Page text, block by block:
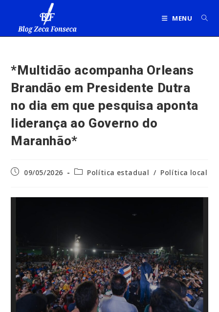
MENU
*Multidão acompanha Orleans
Brandão em Presidente Dutra
no dia em que pesquisa aponta
liderança ao Governo do
Maranhão*
Post09/05/2026
Categoria
Política estadual / Política local